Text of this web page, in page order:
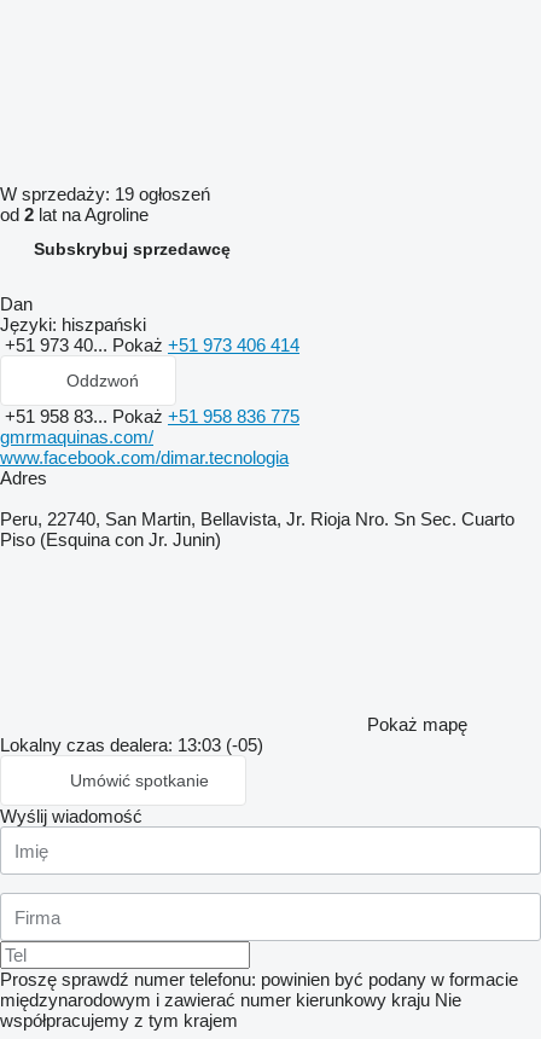
W sprzedaży: 19 ogłoszeń
od 2 lat na Agroline
Subskrybuj sprzedawcę
Dan
Języki: hiszpański
+51 973 40... Pokaż +51 973 406 414
Oddzwoń
+51 958 83... Pokaż +51 958 836 775
gmrmaquinas.com/
www.facebook.com/dimar.tecnologia
Adres
Peru, 22740, San Martin, Bellavista, Jr. Rioja Nro. Sn Sec. Cuarto
Piso (Esquina con Jr. Junin)
Pokaż mapę
Lokalny czas dealera: 13:03 (-05)
Umówić spotkanie
Wyślij wiadomość
Proszę sprawdź numer telefonu: powinien być podany w formacie
międzynarodowym i zawierać numer kierunkowy kraju Nie
współpracujemy z tym krajem